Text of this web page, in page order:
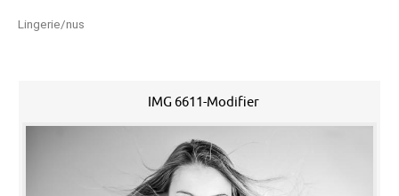
Lingerie/nus
IMG 6611-Modifier